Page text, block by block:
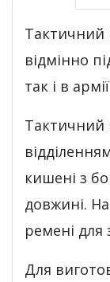
Тактичний
відмінно
так і в
кишені з
довжині.
ремені для
Для